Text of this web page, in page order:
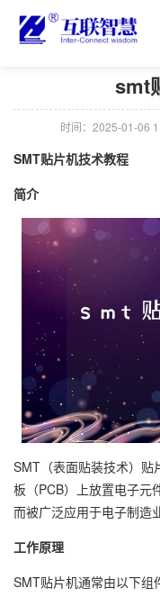
smt
时间：2025-01-06
SMT贴片机技术教程
简介
SMT（表面贴装技术）贴
板（PCB）上放置电子元
而被广泛应用于电子制造
工作原理
SMT贴片机通常由以下组